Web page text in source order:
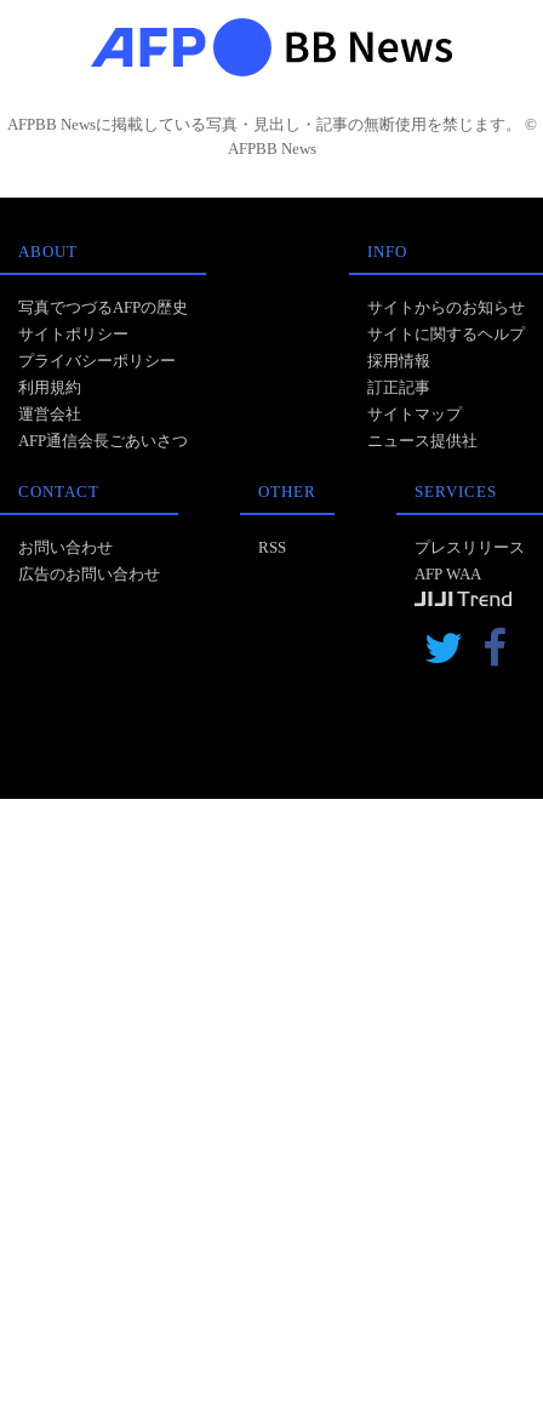
AFPBB Newsに掲載している写真・見出し・記事の無断使用を禁じます。 ©
AFPBB News
ABOUT
写真でつづるAFPの歴史
サイトポリシー
プライバシーポリシー
利用規約
運営会社
AFP通信会長ごあいさつ
INFO
サイトからのお知らせ
サイトに関するヘルプ
採用情報
訂正記事
サイトマップ
ニュース提供社
CONTACT
お問い合わせ
広告のお問い合わせ
OTHER
RSS
SERVICES
プレスリリース
AFP WAA